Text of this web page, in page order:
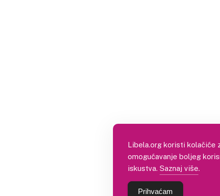
Libela.org koristi kolačiće
omogućavanje boljeg
iskustva. Saznaj više.
Prihvaćam